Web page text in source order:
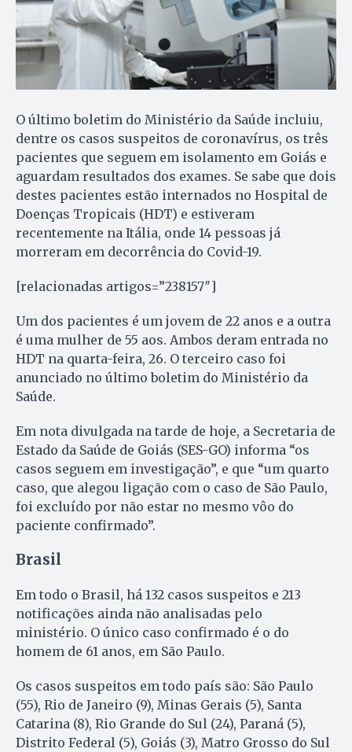
O último boletim do Ministério da Saúde incluiu,
dentre os casos suspeitos de coronavírus, os três
pacientes que seguem em isolamento em Goiás e
aguardam resultados dos exames. Se sabe que dois
destes pacientes estão internados no Hospital de
Doenças Tropicais (HDT) e estiveram
recentemente na Itália, onde 14 pessoas já
morreram em decorrência do Covid-19.
[relacionadas artigos=”238157″]
Um dos pacientes é um jovem de 22 anos e a outra
é uma mulher de 55 aos. Ambos deram entrada no
HDT na quarta-feira, 26. O terceiro caso foi
anunciado no último boletim do Ministério da
Saúde.
Em nota divulgada na tarde de hoje, a Secretaria de
Estado da Saúde de Goiás (SES-GO) informa “os
casos seguem em investigação”, e que “um quarto
caso, que alegou ligação com o caso de São Paulo,
foi excluído por não estar no mesmo vôo do
paciente confirmado”.
Brasil
Em todo o Brasil, há 132 casos suspeitos e 213
notificações ainda não analisadas pelo
ministério. O único caso confirmado é o do
homem de 61 anos, em São Paulo.
Os casos suspeitos em todo país são: São Paulo
(55), Rio de Janeiro (9), Minas Gerais (5), Santa
Catarina (8), Rio Grande do Sul (24), Paraná (5),
Distrito Federal (5), Goiás (3), Matro Grosso do Sul